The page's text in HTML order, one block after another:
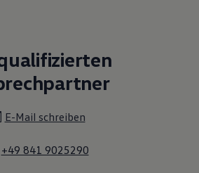
E-Mail schreiben
+49 841 9025290